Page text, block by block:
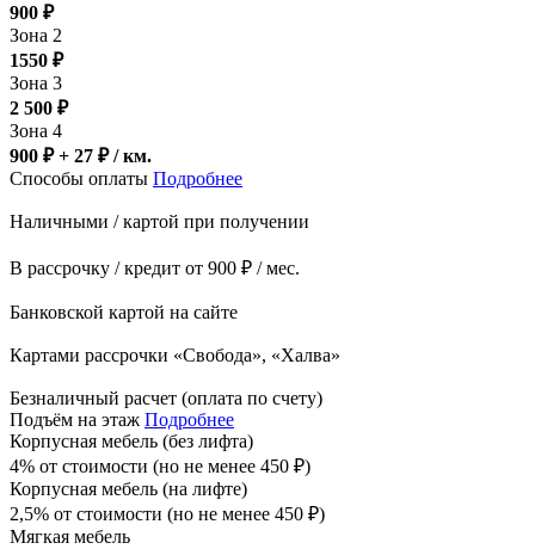
900 ₽
Зона 2
1550 ₽
Зона 3
2 500 ₽
Зона 4
900 ₽ + 27 ₽/ км.
Способы оплаты Подробнее
Наличными / картой при получении
В рассрочку / кредит от 900 ₽ / мес.
Банковской картой на сайте
Картами рассрочки «Свобода», «Халва»
Безналичный расчет (оплата по счету)
Подъём на этаж Подробнее
Корпусная мебель (без лифта)
4% от стоимости (но не менее 450 ₽)
Корпусная мебель (на лифте)
2,5% от стоимости (но не менее 450 ₽)
Мягкая мебель